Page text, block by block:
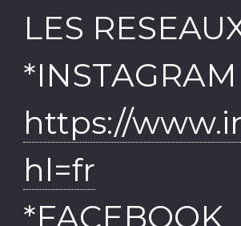
LES
https://
hl=fr